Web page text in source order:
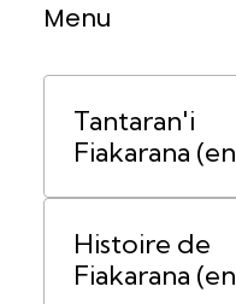
Menu
Tantaran'i
Fiakarana (en
Histoire de
Fiakarana (en